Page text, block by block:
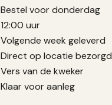
Bestel voor donderdag
12:00 uur
Volgende week geleverd
Direct op locatie bezorgd
Vers van de kweker
Klaar voor aanleg